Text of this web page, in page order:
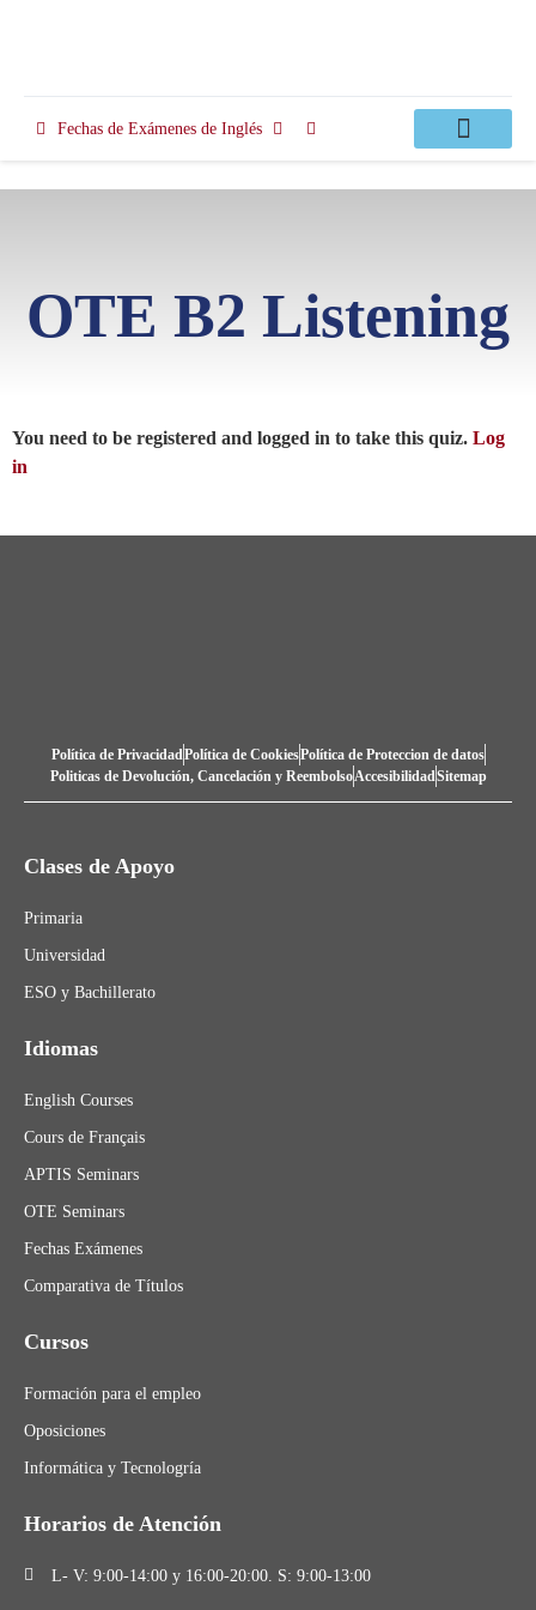
Fechas de Exámenes de Inglés
OTE B2 Listening
You need to be registered and logged in to take this quiz. Log
in
Política de PrivacidadPolítica de CookiesPolítica de Proteccion de datos
Politicas de Devolución, Cancelación y ReembolsoAccesibilidadSitemap
Clases de Apoyo
Primaria
Universidad
ESO y Bachillerato
Idiomas
English Courses
Cours de Français
APTIS Seminars
OTE Seminars
Fechas Exámenes
Comparativa de Títulos
Cursos
Formación para el empleo
Oposiciones
Informática y Tecnologría
Horarios de Atención
L- V: 9:00-14:00 y 16:00-20:00. S: 9:00-13:00